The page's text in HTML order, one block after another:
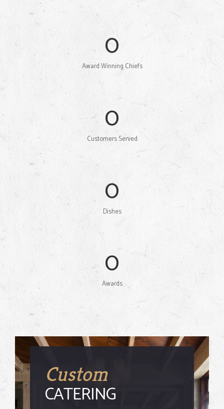
0
Award Winning Chiefs
0
Customers Served
0
Dishes
0
Awards
Custom
CATERING